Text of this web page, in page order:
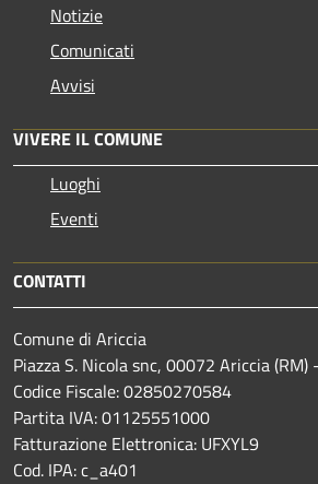
Notizie
Comunicati
Avvisi
VIVERE IL COMUNE
Luoghi
Eventi
CONTATTI
Comune di Ariccia
Piazza S. Nicola snc, 00072 Ariccia
Codice Fiscale: 02850270584
Partita IVA: 01125551000
Fatturazione Elettronica: UFXYL9
Cod. IPA: c_a401